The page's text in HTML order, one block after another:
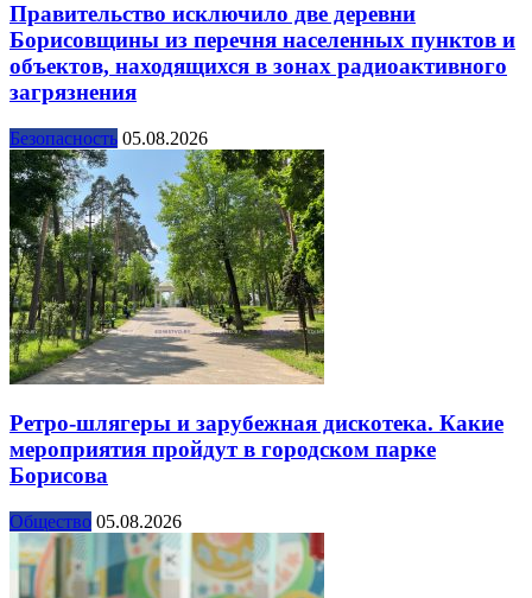
Правительство исключило две деревни
Борисовщины из перечня населенных пунктов и
объектов, находящихся в зонах радиоактивного
загрязнения
Безопасность 05.08.2026
Ретро-шлягеры и зарубежная дискотека. Какие
мероприятия пройдут в городском парке
Борисова
Общество 05.08.2026